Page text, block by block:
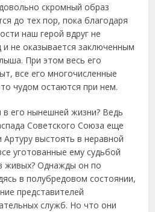
скромный образ
до тех пор, пока благодаря
наш герой вдруг не
и не оказывается заключенным
При этом весь его
все его многочисленные
чудом остаются при нем.
его нынешней жизни? Ведь
Советского Союза еще
Артуру выстоять в неравной
уготованные ему судьбой
живых? Однажды он по
в полубредовом состоянии,
представителей
служб. Но что они